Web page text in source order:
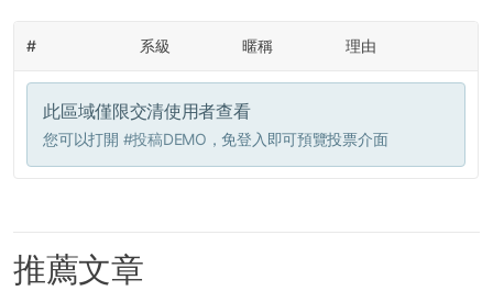
# 系級 暱稱 理由
此區域僅限交清使用者查看
您可以打開 #投稿DEMO ，免登入即可預覽投票介面
推薦文章